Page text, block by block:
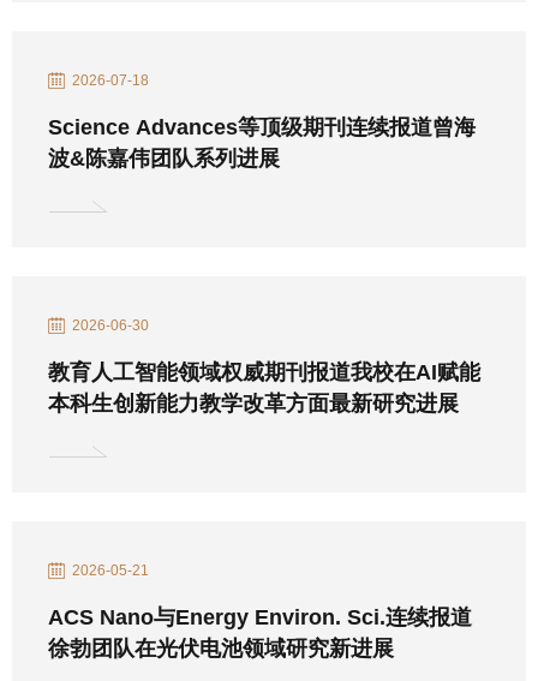
2026-07-18
Science Advances等顶级期刊连续报道曾海
波&陈嘉伟团队系列进展
2026-06-30
教育人工智能领域权威期刊报道我校在AI赋能
本科生创新能力教学改革方面最新研究进展
2026-05-21
ACS Nano与Energy Environ. Sci.连续报道
徐勃团队在光伏电池领域研究新进展